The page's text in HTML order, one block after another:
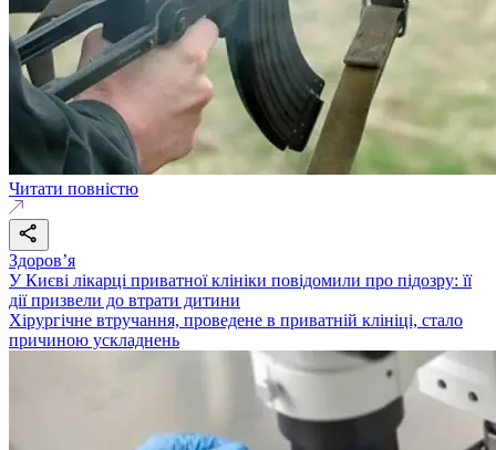
Читати повністю
Здоровʼя
У Києві лікарці приватної клініки повідомили про підозру: її
дії призвели до втрати дитини
Хірургічне втручання, проведене в приватній клініці, стало
причиною ускладнень